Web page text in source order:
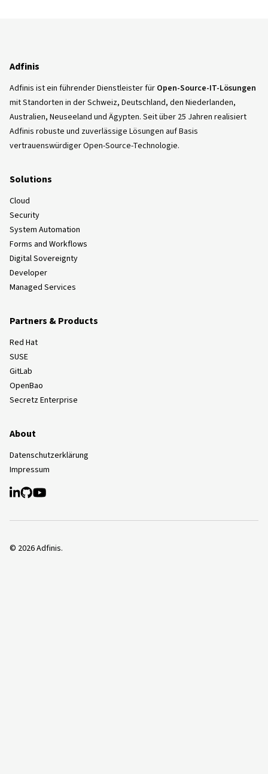
Adfinis
Adfinis ist ein führender Dienstleister für Open-Source-IT-Lösungen
mit Standorten in der Schweiz, Deutschland, den Niederlanden,
Australien, Neuseeland und Ägypten. Seit über 25 Jahren realisiert
Adfinis robuste und zuverlässige Lösungen auf Basis
vertrauenswürdiger Open-Source-Technologie.
Solutions
Cloud
Security
System Automation
Forms and Workflows
Digital Sovereignty
Developer
Managed Services
Partners & Products
Red Hat
SUSE
GitLab
OpenBao
Secretz Enterprise
About
Datenschutzerklärung
Impressum
© 2026Adfinis.